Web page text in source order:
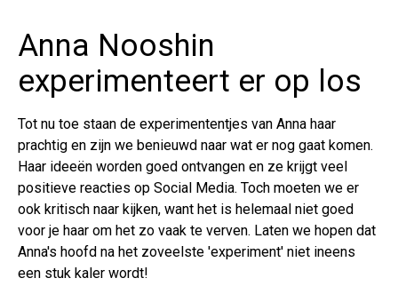
Anna Nooshin
experimenteert er op los
Tot nu toe staan de experimententjes van Anna haar
prachtig en zijn we benieuwd naar wat er nog gaat komen.
Haar ideeën worden goed ontvangen en ze krijgt veel
positieve reacties op Social Media. Toch moeten we er
ook kritisch naar kijken, want het is helemaal niet goed
voor je haar om het zo vaak te verven. Laten we hopen dat
Anna's hoofd na het zoveelste 'experiment' niet ineens
een stuk kaler wordt!